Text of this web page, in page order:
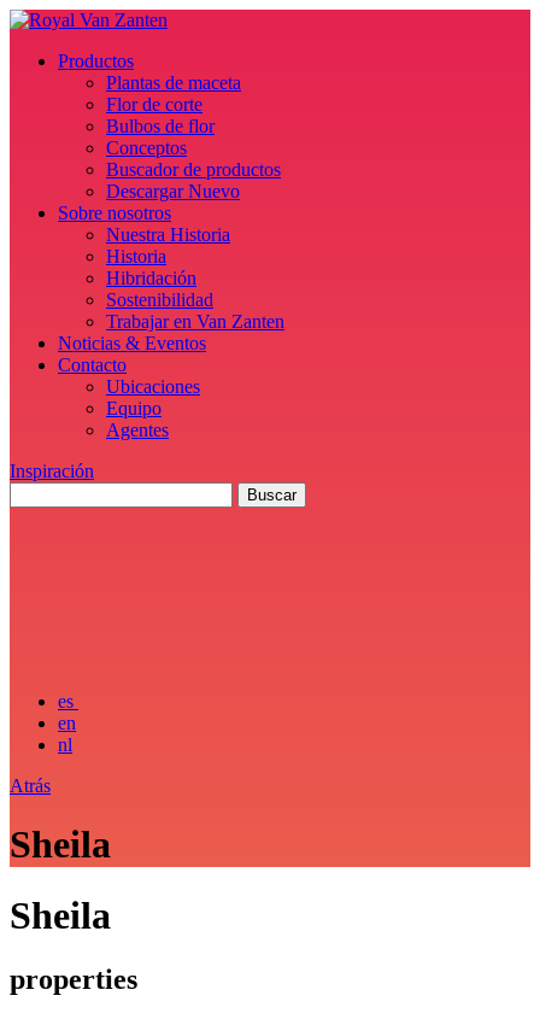
Productos
Plantas de maceta
Flor de corte
Bulbos de flor
Conceptos
Buscador de productos
Descargar Nuevo
Sobre nosotros
Nuestra Historia
Historia
Hibridación
Sostenibilidad
Trabajar en Van Zanten
Noticias & Eventos
Contacto
Ubicaciones
Equipo
Agentes
Inspiración
es
en
nl
Atrás
Sheila
Sheila
properties